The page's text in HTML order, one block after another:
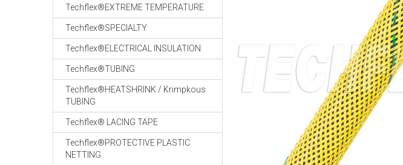
Techflex®EXTREME TEMPERATURE
Techflex®SPECIALTY
Techflex®ELECTRICAL INSULATION
Techflex®TUBING
Techflex®HEATSHRINK / Krimpkous
TUBING
Techflex® LACING TAPE
Techflex®PROTECTIVE PLASTIC
NETTING